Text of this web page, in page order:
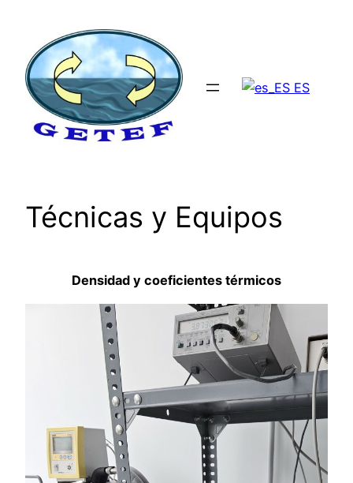
contenido
ES
Técnicas y Equipos
Densidad y coeficientes térmicos